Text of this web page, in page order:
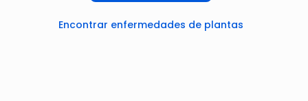
Encontrar enfermedades de plantas